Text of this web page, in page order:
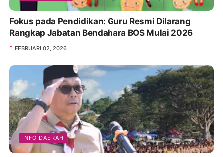
Fokus pada Pendidikan: Guru Resmi Dilarang
Rangkap Jabatan Bendahara BOS Mulai 2026
FEBRUARI 02, 2026
INFO DAERAH